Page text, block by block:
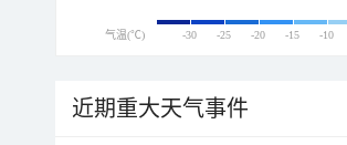
气温(℃) -30 -25 -20 -15 -10
近期重大天气事件